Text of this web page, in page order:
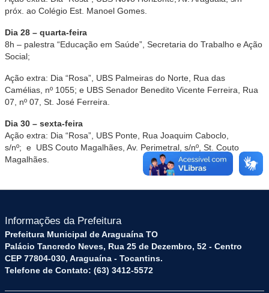
próx. ao Colégio Est. Manoel Gomes.
Dia 28 – quarta-feira
8h – palestra “Educação em Saúde”, Secretaria do Trabalho e Ação
Social;
Ação extra: Dia “Rosa”, UBS Palmeiras do Norte, Rua das
Camélias, nº 1055; e UBS Senador Benedito Vicente Ferreira, Rua
07, nº 07, St. José Ferreira.
Dia 30 – sexta-feira
Ação extra: Dia “Rosa”, UBS Ponte, Rua Joaquim Caboclo,
s/nº; e UBS Couto Magalhães, Av. Perimetral, s/nº, St. Couto
Magalhães.
Informações da Prefeitura
Prefeitura Municipal de Araguaína TO
Palácio Tancredo Neves, Rua 25 de Dezembro, 52 - Centro
CEP 77804-030, Araguaína - Tocantins.
Telefone de Contato: (63) 3412-5572